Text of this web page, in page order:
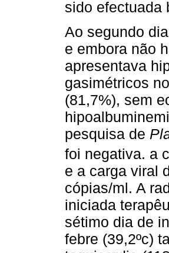
sido efectuada
Ao segundo
e embora não
apresentava
gasimétricos
(81,7%), sem
pesquisa de
foi negativa. a
e a carga viral
cópias/ml. A
iniciada
sétimo dia de
febre (39,2ºc)